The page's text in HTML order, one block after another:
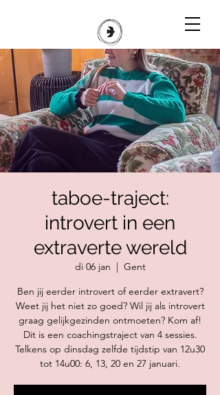
taboe-traject:
introvert in een
extraverte wereld
di 06 jan
  |
Gent
Ben jij eerder introvert of eerder extravert?
Weet jij het niet zo goed? Wil jij als introvert
graag gelijkgezinden ontmoeten? Kom af!
Dit is een coachingstraject van 4 sessies.
Telkens op dinsdag zelfde tijdstip van 12u30